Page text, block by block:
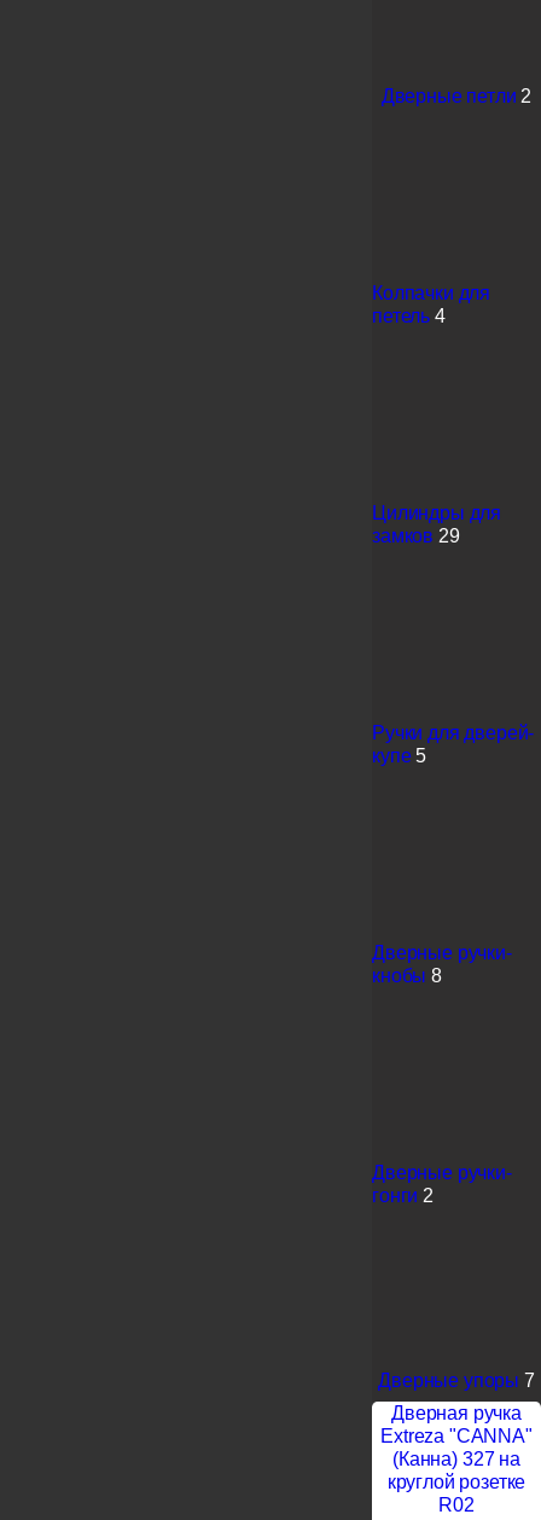
Дверные петли 2
Колпачки для
петель 4
Цилиндры для
замков 29
Ручки для дверей-
купе 5
Дверные ручки-
кнобы 8
Дверные ручки-
гонги 2
Дверные упоры 7
Дверная ручка
Extreza "CANNA"
(Канна) 327 на
круглой розетке
R02